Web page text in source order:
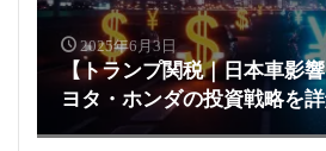
2025年6月3日
【トランプ関税｜日本車影
ヨタ・ホンダの投資戦略を